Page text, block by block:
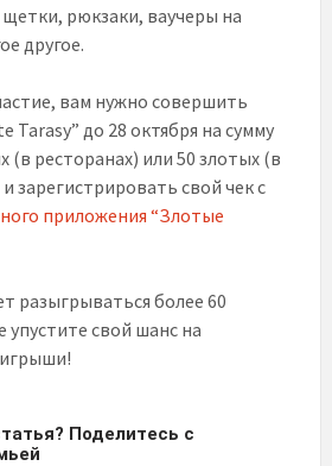
щетки, рюкзаки, ваучеры на
другое.
вам нужно совершить
Tarasy” до 28 октября на сумму
(в ресторанах) или 50 злотых (в
зарегистрировать свой чек с
приложения “Злотые
разыгрываться более 60
упустите свой шанс на
Поделитесь с